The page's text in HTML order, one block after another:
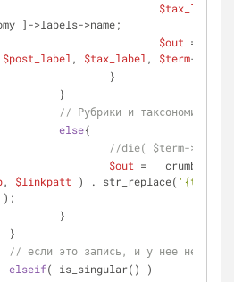
$tax_label
]->labels->name;
$out =
$post_label , $tax_label , $term-
				}
			}
// Рубрики и таксономии
else{
//die( $term-
$out =
, $linkpatt ) . str_replace( '{title}'
);
			}
		}
// если это запись, и у нее нет ни
elseif( is_singular() )